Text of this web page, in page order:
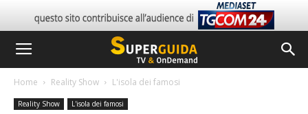
Home Reality Show L'isola dei famosi
Reality Show L'isola dei famosi